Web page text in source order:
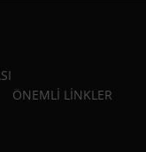
ÖNEMLİ LİNKLER